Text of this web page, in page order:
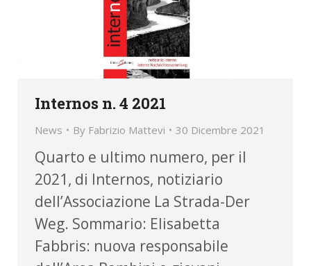
Internos n. 4 2021
News By Fabrizio Mattevi 30 Dicembre 2021
Quarto e ultimo numero, per il
2021, di Internos, notiziario
dell’Associazione La Strada-Der
Weg. Sommario: Elisabetta
Fabbris: nuova responsabile